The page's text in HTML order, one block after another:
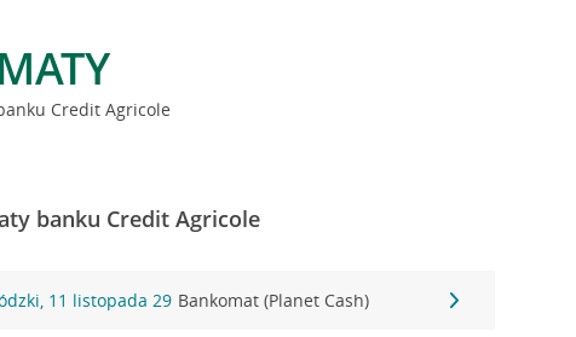
Credit Agricole
banku Credit Agricole
11 listopada 29 Bankomat (Planet Cash)